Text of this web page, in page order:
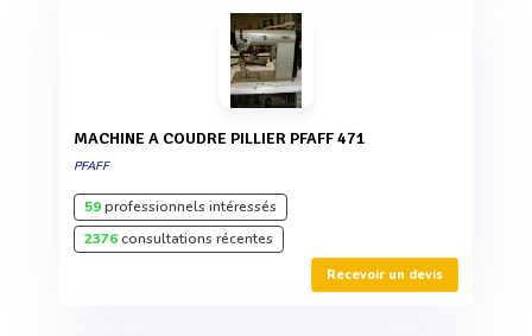
MACHINE A COUDRE PILLIER PFAFF 471
PFAFF
59professionnels intéressés
2376consultations récentes
Recevoir un devis